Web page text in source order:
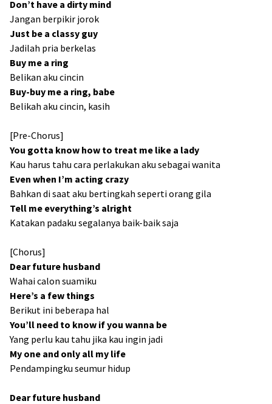
Don’t have a dirty mind
Jangan berpikir jorok
Just be a classy guy
Jadilah pria berkelas
Buy me a ring
Belikan aku cincin
Buy-buy me a ring, babe
Belikah aku cincin, kasih
[Pre-Chorus]
You gotta know how to treat me like a lady
Kau harus tahu cara perlakukan aku sebagai wanita
Even when I’m acting crazy
Bahkan di saat aku bertingkah seperti orang gila
Tell me everything’s alright
Katakan padaku segalanya baik-baik saja
[Chorus]
Dear future husband
Wahai calon suamiku
Here’s a few things
Berikut ini beberapa hal
You’ll need to know if you wanna be
Yang perlu kau tahu jika kau ingin jadi
My one and only all my life
Pendampingku seumur hidup
Dear future husband